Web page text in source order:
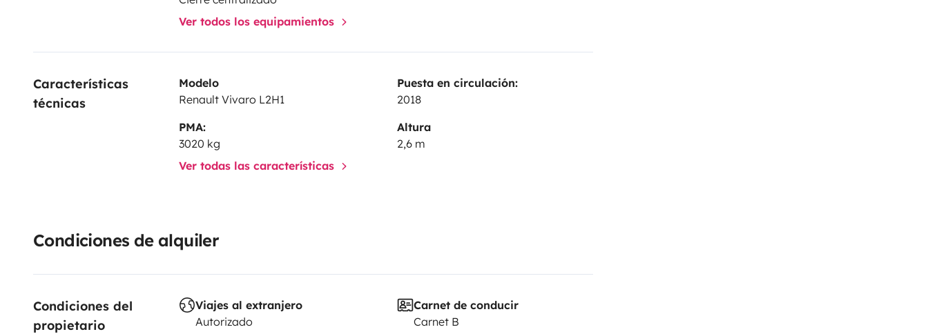
Ver todos los equipamientos
Características
técnicas
Modelo
Renault Vivaro L2H1
Puesta en circulación:
2018
PMA:
3020 kg
Altura
2,6 m
Ver todas las características
Condiciones de alquiler
Condiciones del
propietario
Viajes al extranjero
Autorizado
Carnet de conducir
Carnet B